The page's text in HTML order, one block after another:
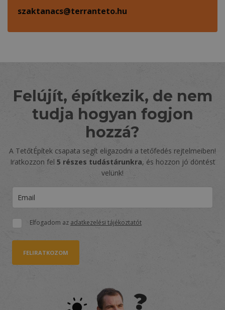
szaktanacs@terranteto.hu
Felújít, építkezik, de nem
tudja hogyan fogjon
hozzá?
A TetőtÉpítek csapata segít eligazodni a tetőfedés rejtelmeiben!
Iratkozzon fel 5 részes tudástárunkra, és hozzon jó döntést
velünk!
Elfogadom az adatkezelési tájékoztatót
FELIRATKOZOM